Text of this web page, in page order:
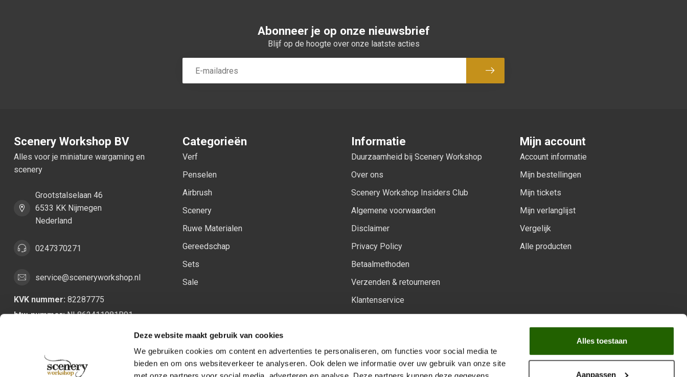
Deze website maakt gebruik van cookies
We gebruiken cookies om content en advertenties te personaliseren, om functies voor social media te
bieden en om ons websiteverkeer te analyseren. Ook delen we informatie over uw gebruik van onze site
Alles toestaan
Aanpassen
Abonneer je op onze nieuwsbrief
Blijf op de hoogte over onze laatste acties
Abonneer
Scenery Workshop BV
Alles voor je miniature wargaming en
scenery
Grootstalselaan 46
6533 KK Nijmegen
Nederland
0247370271
service@sceneryworkshop.nl
KVK nummer: 82287775
btw-nummer:NL862411981B01
Categorieën
Verf
Penselen
Airbrush
Scenery
Ruwe Materialen
Gereedschap
Sets
Sale
Informatie
Duurzaamheid bij Scenery Workshop
Over ons
Scenery Workshop Insiders Club
Algemene voorwaarden
Disclaimer
Privacy Policy
Betaalmethoden
Verzenden & retourneren
Klantenservice
Mijn account
Account informatie
Mijn bestellingen
Mijn tickets
Mijn verlanglijst
Vergelijk
Alle producten